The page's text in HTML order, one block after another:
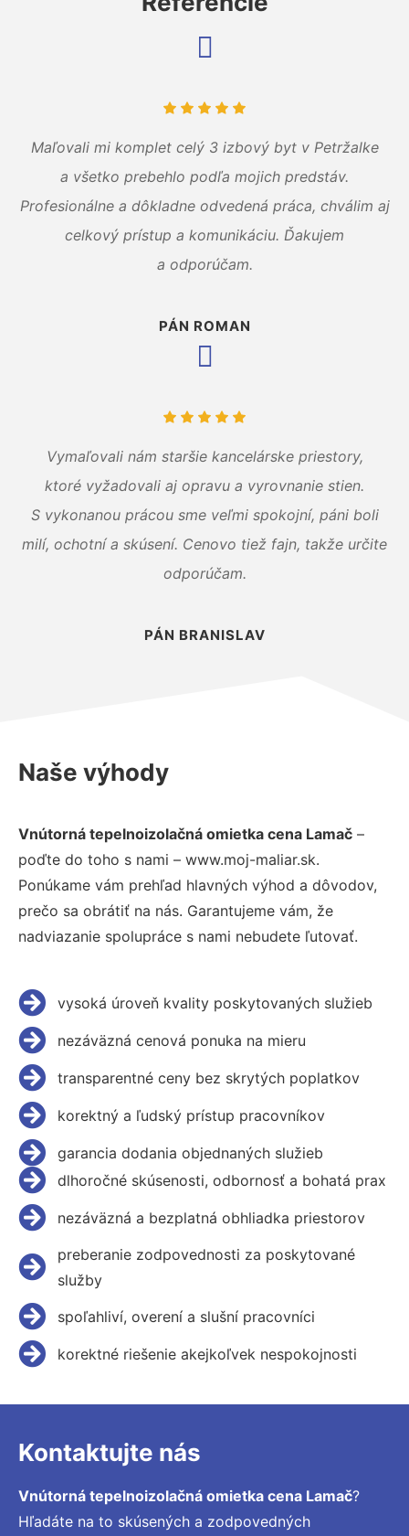
Maľovali mi komplet celý 3 izbový byt v Petržalke
a všetko prebehlo podľa mojich predstáv.
Profesionálne a dôkladne odvedená práca, chválim aj
celkový prístup a komunikáciu. Ďakujem
a odporúčam.
PÁN ROMAN
Vymaľovali nám staršie kancelárske priestory,
ktoré vyžadovali aj opravu a vyrovnanie stien.
S vykonanou prácou sme veľmi spokojní, páni boli
milí, ochotní a skúsení. Cenovo tiež fajn, takže určite
odporúčam.
PÁN BRANISLAV
Naše výhody
Vnútorná tepelnoizolačná omietka cena Lamač –
poďte do toho s nami – www.moj-maliar.sk.
Ponúkame vám prehľad hlavných výhod a dôvodov,
prečo sa obrátiť na nás. Garantujeme vám, že
nadviazanie spolupráce s nami nebudete ľutovať.
vysoká úroveň kvality poskytovaných služieb
nezáväzná cenová ponuka na mieru
transparentné ceny bez skrytých poplatkov
korektný a ľudský prístup pracovníkov
garancia dodania objednaných služieb
dlhoročné skúsenosti, odbornosť a bohatá prax
nezáväzná a bezplatná obhliadka priestorov
preberanie zodpovednosti za poskytované
služby
spoľahliví, overení a slušní pracovníci
korektné riešenie akejkoľvek nespokojnosti
Kontaktujte nás
Vnútorná tepelnoizolačná omietka cena Lamač?
Hľadáte na to skúsených a zodpovedných